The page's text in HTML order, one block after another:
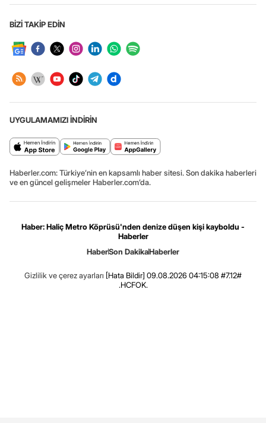
BİZİ TAKİP EDİN
UYGULAMAMIZI İNDİRİN
Haberler.com: Türkiye’nin en kapsamlı haber sitesi. Son dakika haberleri
ve en güncel gelişmeler Haberler.com’da.
Haber: Haliç Metro Köprüsü'nden denize düşen kişi kayboldu -
Haberler
HaberSon DakikaHaberler
Gizlilik ve çerez ayarları [Hata Bildir] 09.08.2026 04:15:08 #7.12#
.HCFOK.